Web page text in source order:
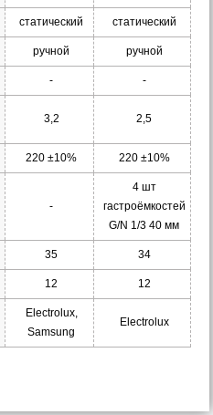
статический статический
ручной ручной
- -
3,2 2,5
220 ±10% 220 ±10%
-
4 шт
гастроёмкостей
G/N 1/3 40 мм
35 34
12 12
Electrolux,
Samsung
Electrolux